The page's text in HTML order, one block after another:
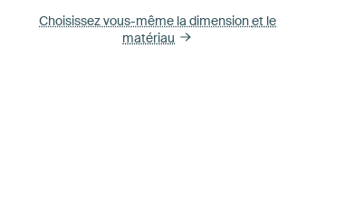
Choisissez vous-même la dimensionet le
matériau